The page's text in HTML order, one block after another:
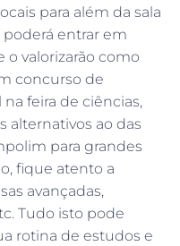
para além da sala
poderá entrar em
valorizarão como
concurso de
feira de ciências,
alternativos ao das
para grandes
fique atento a
avançadas,
Tudo isto pode
rotina de estudos e